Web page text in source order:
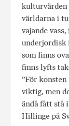
kultur­värden
världarna i
vajande
underjordisk
som finns
finns lyfts
”För
viktig, men
ändå fått stå
Hillinge på